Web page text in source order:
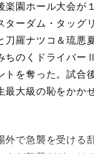
園ホール大会が
ターダム・タッグ
刀羅ナツコ＆琉悪
ちのくドライバ
トを奪った。試合
最大級の恥をかか
で急襲を受ける